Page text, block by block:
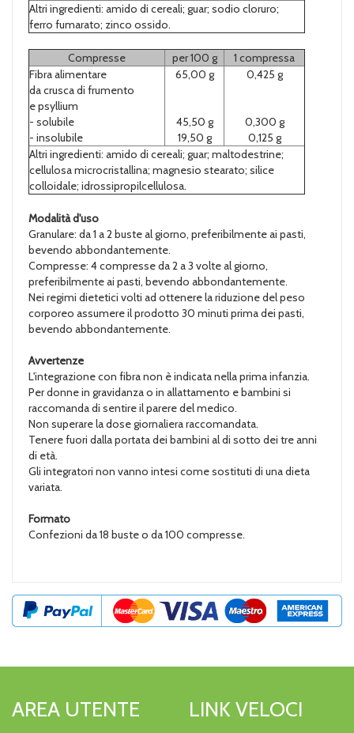
Altri ingredienti: amido di cereali; guar; sodio cloruro;
ferro fumarato; zinco ossido.
Compresse per 100 g
1 compressa
Fibra alimentare
da crusca di frumento
e psyllium
- solubile
- insolubile
65,00 g
45,50 g
19,50 g
0,425 g
0,300 g
0,125 g
Altri ingredienti: amido di cereali; guar; maltodestrine;
cellulosa microcristallina; magnesio stearato; silice
colloidale; idrossipropilcellulosa.
Modalità d'uso
Granulare: da 1 a 2 buste al giorno, preferibilmente ai pasti,
bevendo abbondantemente.
Compresse: 4 compresse da 2 a 3 volte al giorno,
preferibilmente ai pasti, bevendo abbondantemente.
Nei regimi dietetici volti ad ottenere la riduzione del peso
corporeo assumere il prodotto 30 minuti prima dei pasti,
bevendo abbondantemente.
Avvertenze
L'integrazione con fibra non è indicata nella prima infanzia.
Per donne in gravidanza o in allattamento e bambini si
raccomanda di sentire il parere del medico.
Non superare la dose giornaliera raccomandata.
Tenere fuori dalla portata dei bambini al di sotto dei tre anni
di età.
Gli integratori non vanno intesi come sostituti di una dieta
variata.
Formato
Confezioni da 18 buste o da 100 compresse.
AREA UTENTE LINK VELOCI